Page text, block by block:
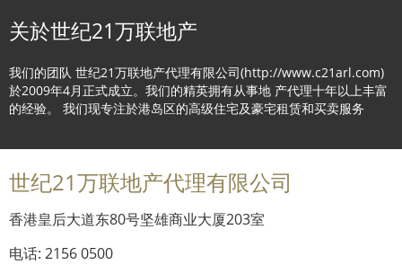
关於世纪21万联地产
我们的团队 世纪21万联地产代理有限公司(http://www.c21arl.com)
於2009年4月正式成立。我们的精英拥有从事地 产代理十年以上丰富
的经验。 我们现专注於港岛区的高级住宅及豪宅租赁和买卖服务
世纪21万联地产代理有限公司
香港皇后大道东80号坚雄商业大厦203室
电话: 2156 0500